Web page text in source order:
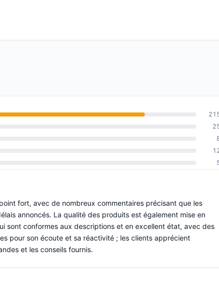
fort, avec de nombreux commentaires précisant que les
annoncés. La qualité des produits est également mise en
sont conformes aux descriptions et en excellent état, avec des
pour son écoute et sa réactivité ; les clients apprécient
et les conseils fournis.